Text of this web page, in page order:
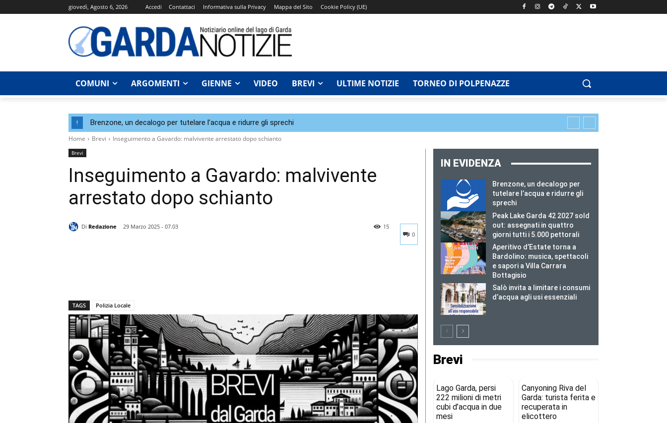
giovedì, Agosto 6, 2026 Accedi Contattaci Informativa sulla Privacy Mappa del Sito Cookie Policy (UE)
COMUNI ARGOMENTI GIENNE VIDEO BREVI ULTIME NOTIZIE TORNEO DI POLPENAZZE
! Brenzone, un decalogo per tutelare l’acqua e ridurre gli sprechi
Home Brevi Inseguimento a Gavardo: malvivente arrestato dopo schianto
Brevi
Inseguimento a Gavardo: malvivente
arrestato dopo schianto
Di Redazione
29 Marzo 2025 - 07.03
0
15
TAGS Polizia Locale
IN EVIDENZA
Brenzone, un decalogo per
tutelare l’acqua e ridurre gli
sprechi
Peak Lake Garda 42 2027 sold
out: assegnati in quattro
giorni tutti i 5.000 pettorali
Aperitivo d’Estate torna a
Bardolino: musica, spettacoli
e sapori a Villa Carrara
Bottagisio
Salò invita a limitare i consumi
d’acqua agli usi essenziali
Brevi
Lago Garda, persi
222 milioni di metri
cubi d’acqua in due
mesi
Canyoning Riva del
Garda: turista ferita e
recuperata in
elicottero